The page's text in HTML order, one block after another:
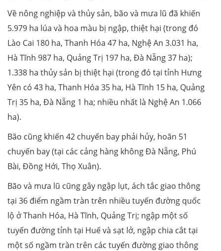
Về nông nghiệp và thủy sản, bão và mưa lũ đã khiến
5.979 ha lúa và hoa màu bị ngập, thiệt hại (trong đó
Lào Cai 180 ha, Thanh Hóa 47 ha, Nghệ An 3.031 ha,
Hà Tĩnh 987 ha, Quảng Trị 197 ha, Đà Nẵng 37 ha);
1.338 ha thủy sản bị thiệt hại (trong đó tại tỉnh Hưng
Yên có 43 ha, Thanh Hóa 35 ha, Hà Tĩnh 15 ha, Quảng
Trị 35 ha, Đà Nẵng 1 ha; nhiều nhất là Nghệ An 1.066
ha).
Bão cũng khiến 42 chuyến bay phải hủy, hoãn 51
chuyến bay (tại các cảng hàng không Đà Nẵng, Phú
Bài, Đồng Hới, Thọ Xuân).
Bão và mưa lũ cũng gây ngập lụt, ách tắc giao thông
tại 36 điểm ngầm tràn trên nhiều tuyến đường quốc
lộ ở Thanh Hóa, Hà Tĩnh, Quảng Trị; ngập một số
tuyến đường tỉnh tại Huế và sạt lở, ngập chia cắt tại
một số ngầm tràn trên các tuyến đường giao thông